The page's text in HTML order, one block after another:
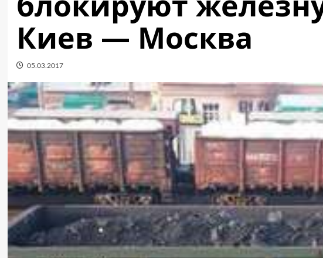
Киев — Москва
05.03.2017